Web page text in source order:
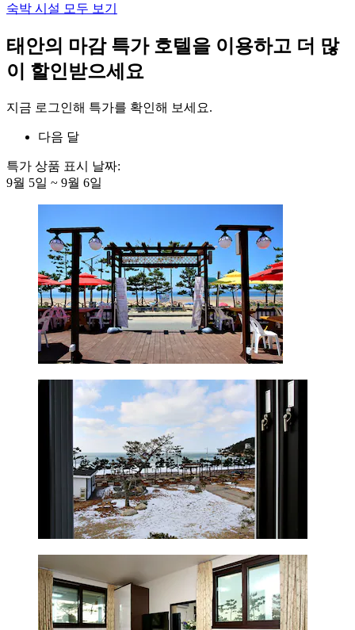
숙박 시설 모두 보기
태안의 마감 특가 호텔을 이용하고 더 많
이 할인받으세요
지금 로그인해 특가를 확인해 보세요.
다음 달
특가 상품 표시 날짜:
9월 5일 ~ 9월 6일